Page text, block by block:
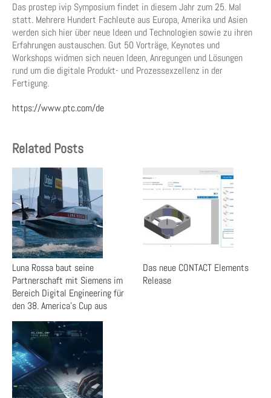
Das prostep ivip Symposium findet in diesem Jahr zum 25. Mal
statt. Mehrere Hundert Fachleute aus Europa, Amerika und Asien
werden sich hier über neue Ideen und Technologien sowie zu ihren
Erfahrungen austauschen. Gut 50 Vorträge, Keynotes und
Workshops widmen sich neuen Ideen, Anregungen und Lösungen
rund um die digitale Produkt- und Prozessexzellenz in der
Fertigung.
https://www.ptc.com/de
Related Posts
Luna Rossa baut seine
Partnerschaft mit Siemens im
Bereich Digital Engineering für
den 38. America’s Cup aus
Das neue CONTACT Elements
Release